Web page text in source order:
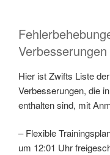
Verbesserungen
Hier ist Zwifts Liste
Verbesserungen, die
enthalten sind, mit
– Flexible
um 12:01 Uhr